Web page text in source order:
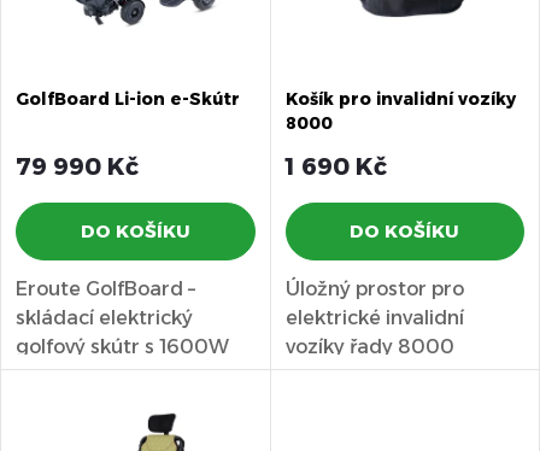
p
r
o
d
u
s
p
r
o
d
u
GolfBoard Li-ion e-Skútr
79 990 Kč
DO KOŠÍKU
Eroute GolfBoard –
skládací elektrický
golfový skútr s 1600W
motorem, dojezdem až
Košík pro invalidní vozíky
8000
1 690 Kč
DO KOŠÍKU
Úložný prostor pro
elektrické invalidní
vozíky řady 8000
značky Eroute.